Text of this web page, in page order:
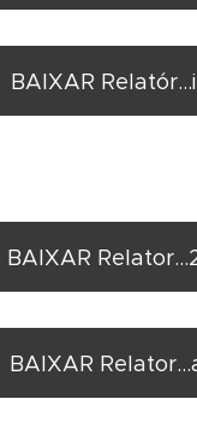
BAIXAR
BAIXAR
BAIXAR